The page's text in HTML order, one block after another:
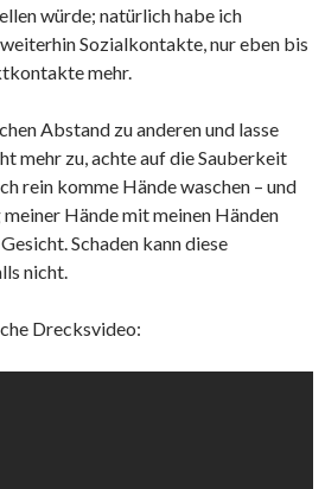
würde; natürlich habe ich
Sozialkontakte, nur eben bis
mehr.
Abstand zu anderen und lasse
mehr zu, achte auf die Sauberkeit
rein komme Hände waschen – und
meiner Hände mit meinen Händen
Schaden kann diese
nicht.
Drecksvideo: